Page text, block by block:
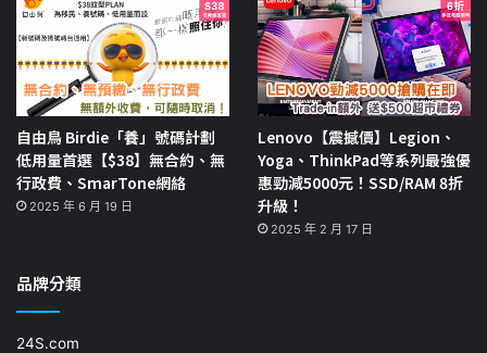
自由鳥 Birdie「養」號碼計劃
低用量首選【$38】無合約、無
行政費、SmarTone網絡
2025 年 6 月 19 日
Lenovo【震撼價】Legion、
Yoga、ThinkPad等系列最強優
惠勁減5000元！SSD/RAM 8折
升級！
2025 年 2 月 17 日
品牌分類
24S.com